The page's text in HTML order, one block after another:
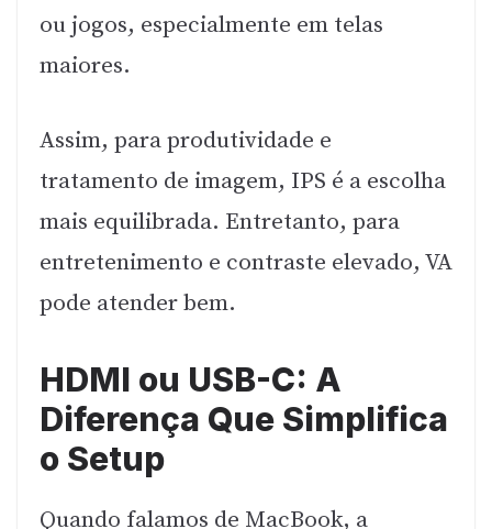
ou jogos, especialmente em telas
maiores.
Assim, para produtividade e
tratamento de imagem, IPS é a escolha
mais equilibrada. Entretanto, para
entretenimento e contraste elevado, VA
pode atender bem.
HDMI ou USB-C: A
Diferença Que Simplifica
o Setup
Quando falamos de MacBook, a